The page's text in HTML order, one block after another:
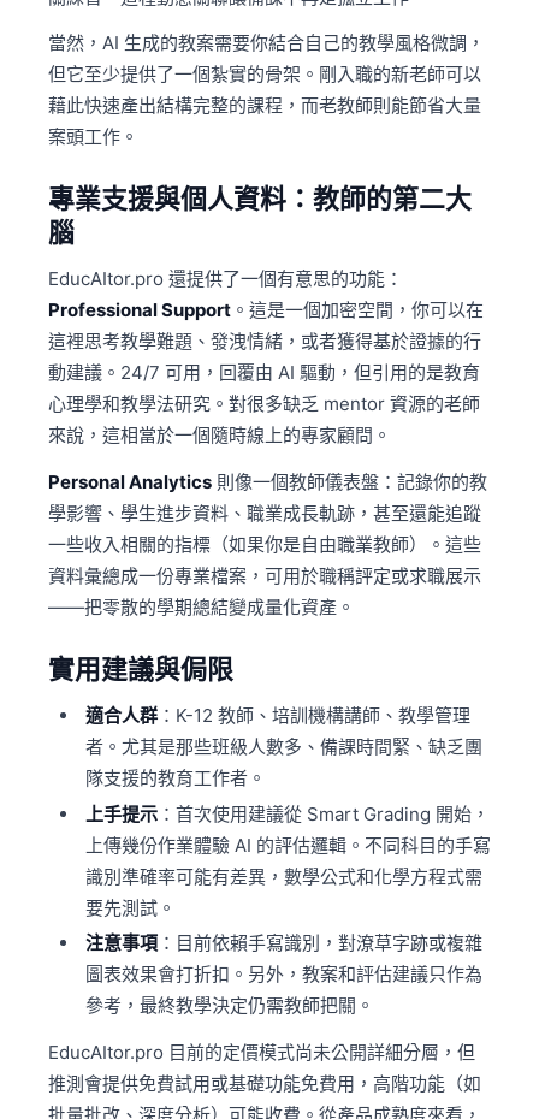
當然，AI 生成的教案需要你結合自己的教學風格微調，
但它至少提供了一個紮實的骨架。剛入職的新老師可以
藉此快速產出結構完整的課程，而老教師則能節省大量
案頭工作。
專業支援與個人資料：教師的第二大
腦
EducAItor.pro 還提供了一個有意思的功能：
Professional Support 。這是一個加密空間，你可以在
這裡思考教學難題、發洩情緒，或者獲得基於證據的行
動建議。24/7 可用，回覆由 AI 驅動，但引用的是教育
心理學和教學法研究。對很多缺乏 mentor 資源的老師
來說，這相當於一個隨時線上的專家顧問。
Personal Analytics 則像一個教師儀表盤：記錄你的教
學影響、學生進步資料、職業成長軌跡，甚至還能追蹤
一些收入相關的指標（如果你是自由職業教師）。這些
資料彙總成一份專業檔案，可用於職稱評定或求職展示
——把零散的學期總結變成量化資產。
實用建議與侷限
適合人群：K-12 教師、培訓機構講師、教學管理
者。尤其是那些班級人數多、備課時間緊、缺乏團
隊支援的教育工作者。
上手提示：首次使用建議從 Smart Grading 開始，
上傳幾份作業體驗 AI 的評估邏輯。不同科目的手寫
識別準確率可能有差異，數學公式和化學方程式需
要先測試。
注意事項：目前依賴手寫識別，對潦草字跡或複雜
圖表效果會打折扣。另外，教案和評估建議只作為
參考，最終教學決定仍需教師把關。
EducAItor.pro 目前的定價模式尚未公開詳細分層，但
推測會提供免費試用或基礎功能免費用，高階功能（如